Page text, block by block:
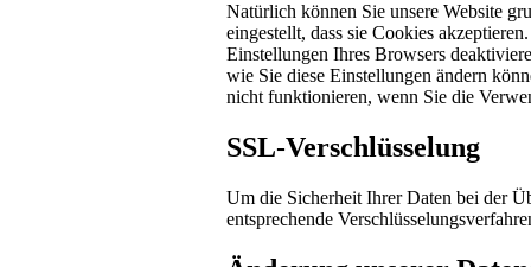
Natürlich können Sie unsere Website
eingestellt, dass sie Cookies
Einstellungen Ihres Browsers
wie Sie diese Einstellungen ändern
nicht funktionieren, wenn Sie die
SSL-Verschlüsselung
Um die Sicherheit Ihrer Daten bei der
entsprechende